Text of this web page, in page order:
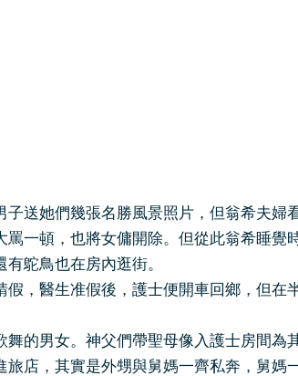
送她們幾張名勝風景照片，但翁希夫婦
一頓，也將女傭開除。但從此翁希睡覺
鴕鳥也在房內逛街。
，醫生准假後，護士便開車回鄉，但在
的男女。神父們帶聖母像入護士房間為
店，其實是外甥與舅媽一齊私奔，舅媽